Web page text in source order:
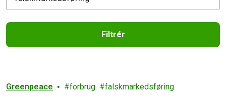
Filtrér
Greenpeace forbrug falskmarkedsføring